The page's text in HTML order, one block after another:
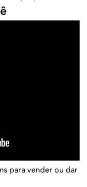
para vender ou dar